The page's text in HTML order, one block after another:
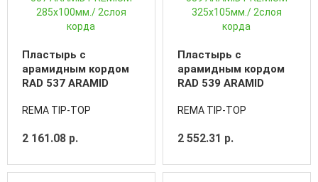
Пластырь с
арамидным кордом
RAD 537 ARAMID
2слоя корда
REMA TIP-TOP
2 161.08 р.
Пластырь с
арамидным кордом
RAD 539 ARAMID
2слоя корда
REMA TIP-TOP
2 552.31 р.